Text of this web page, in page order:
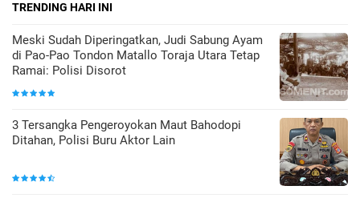
TRENDING HARI INI
Meski Sudah Diperingatkan, Judi Sabung Ayam
di Pao-Pao Tondon Matallo Toraja Utara Tetap
Ramai: Polisi Disorot
3 Tersangka Pengeroyokan Maut Bahodopi
Ditahan, Polisi Buru Aktor Lain